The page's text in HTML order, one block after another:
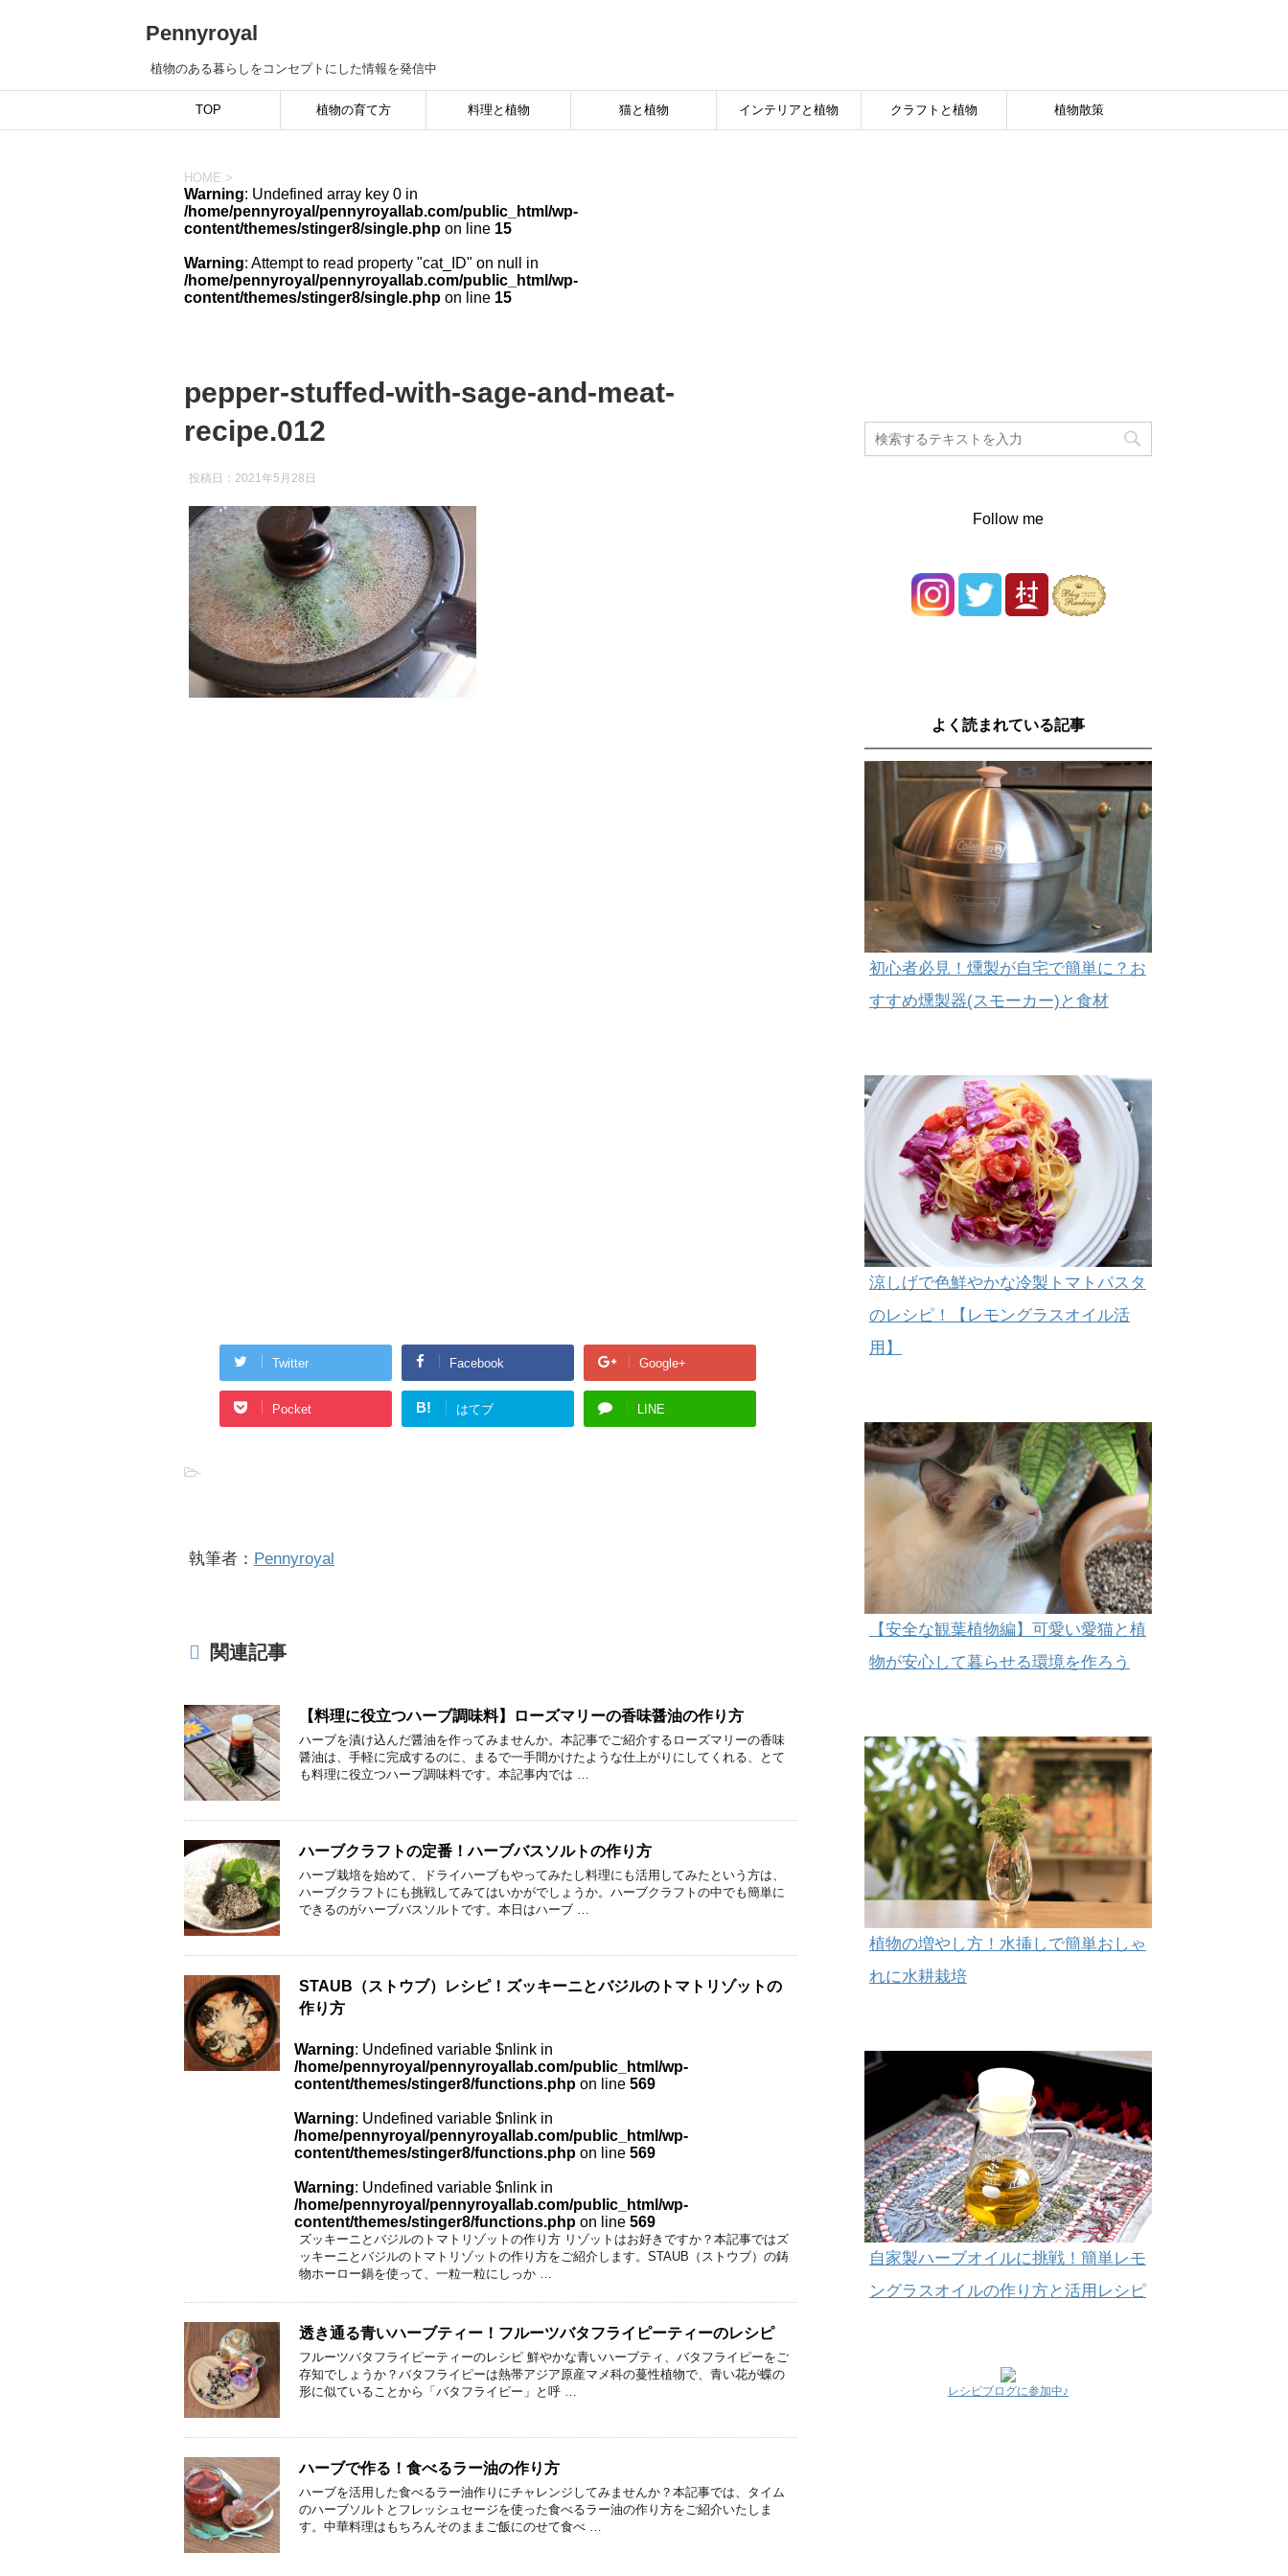
Pennyroyal
植物のある暮らしをコンセプトにした情報を発信中
TOP 植物の育て方 料理と植物 猫と植物 インテリアと植物 クラフトと植物 植物散策
HOME >
Warning: Undefined array key 0 in
/home/pennyroyal/pennyroyallab.com/public_html/wp-
content/themes/stinger8/single.php on line 15
Warning: Attempt to read property "cat_ID" on null in
/home/pennyroyal/pennyroyallab.com/public_html/wp-
content/themes/stinger8/single.php on line 15
pepper-stuffed-with-sage-and-meat-
recipe.012
投稿日： 2021年5月28日
Twitter Facebook Google+
Pocket B! はてブ LINE
-
執筆者： Pennyroyal
関連記事
【料理に役立つハーブ調味料】ローズマリーの香味醤油の作り方
ハーブを漬け込んだ醤油を作ってみませんか。本記事でご紹介するローズマリーの香味
醤油は、手軽に完成するのに、まるで一手間かけたような仕上がりにしてくれる、とて
も料理に役立つハーブ調味料です。本記事内では …
ハーブクラフトの定番！ハーブバスソルトの作り方
ハーブ栽培を始めて、ドライハーブもやってみたし料理にも活用してみたという方は、
ハーブクラフトにも挑戦してみてはいかがでしょうか。ハーブクラフトの中でも簡単に
できるのがハーブバスソルトです。本日はハーブ …
STAUB（ストウブ）レシピ！ズッキーニとバジルのトマトリゾットの
作り方
Warning: Undefined variable $nlink in
/home/pennyroyal/pennyroyallab.com/public_html/wp-
content/themes/stinger8/functions.php on line 569
Warning: Undefined variable $nlink in
/home/pennyroyal/pennyroyallab.com/public_html/wp-
content/themes/stinger8/functions.php on line 569
Warning: Undefined variable $nlink in
/home/pennyroyal/pennyroyallab.com/public_html/wp-
content/themes/stinger8/functions.php on line 569
ズッキーニとバジルのトマトリゾットの作り方 リゾットはお好きですか？本記事ではズ
ッキーニとバジルのトマトリゾットの作り方をご紹介します。STAUB（ストウブ）の鋳
物ホーロー鍋を使って、一粒一粒にしっか …
透き通る青いハーブティー！フルーツバタフライピーティーのレシピ
フルーツバタフライピーティーのレシピ 鮮やかな青いハーブティ、バタフライピーをご
存知でしょうか？バタフライピーは熱帯アジア原産マメ科の蔓性植物で、青い花が蝶の
形に似ていることから「バタフライピー」と呼 …
ハーブで作る！食べるラー油の作り方
ハーブを活用した食べるラー油作りにチャレンジしてみませんか？本記事では、タイム
のハーブソルトとフレッシュセージを使った食べるラー油の作り方をご紹介いたしま
す。中華料理はもちろんそのままご飯にのせて食べ …
Follow me
よく読まれている記事
初心者必見！燻製が自宅で簡単に？お
すすめ燻製器(スモーカー)と食材
涼しげで色鮮やかな冷製トマトパスタ
のレシピ！【レモングラスオイル活
用】
【安全な観葉植物編】可愛い愛猫と植
物が安心して暮らせる環境を作ろう
植物の増やし方！水挿しで簡単おしゃ
れに水耕栽培
自家製ハーブオイルに挑戦！簡単レモ
ングラスオイルの作り方と活用レシピ
レシピブログに参加中♪